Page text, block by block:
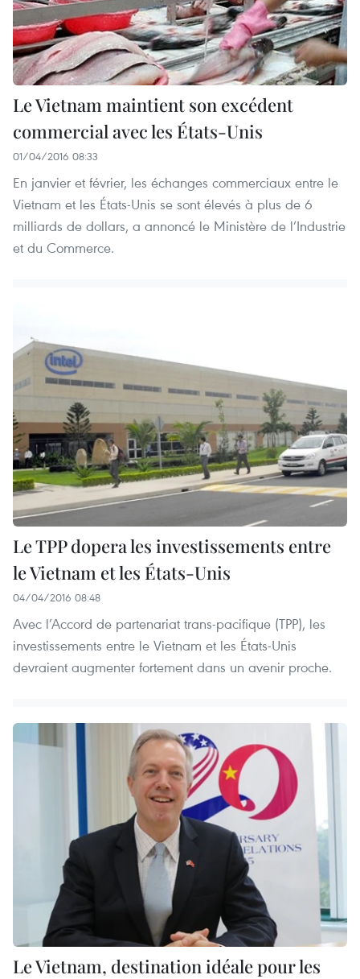
Le Vietnam maintient son excédent
commercial avec les États-Unis
01/04/2016 08:33
En janvier et février, les échanges commerciaux entre le
Vietnam et les États-Unis se sont élevés à plus de 6
milliards de dollars, a annoncé le Ministère de l’Industrie
et du Commerce.
Le TPP dopera les investissements entre
le Vietnam et les États-Unis
04/04/2016 08:48
Avec l’Accord de partenariat trans-pacifique (TPP), les
investissements entre le Vietnam et les États-Unis
devraient augmenter fortement dans un avenir proche.
Le Vietnam, destination idéale pour les